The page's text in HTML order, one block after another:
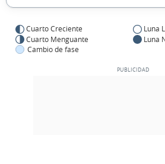
Cuarto Creciente
Luna
Cuarto Menguante
Luna
Cambio de fase